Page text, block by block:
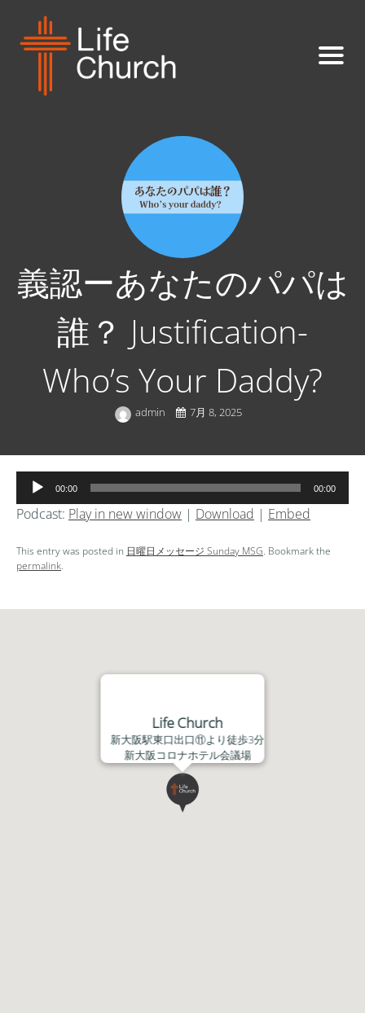
義認ーあなたのパパは
誰？ Justification-
Who’s Your Daddy?
admin 7月 8, 2025
声
プ
ー
00:00 00:00
Podcast: Play in new window | Download | Embed
This entry was posted in 日曜日メッセージ Sunday MSG. Bookmark the
permalink.
Life Church
新大阪駅東口出口⑪より徒歩3分
新大阪コロナホテル会議場